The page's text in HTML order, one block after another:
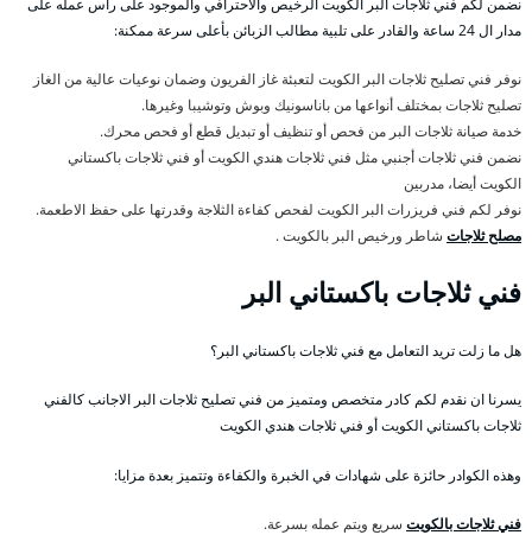
نضمن لكم فني ثلاجات البر الكويت الرخيص والاحترافي والموجود على رأس عمله على
مدار ال 24 ساعة والقادر على تلبية مطالب الزبائن بأعلى سرعة ممكنة:
نوفر فني تصليح ثلاجات البر الكويت لتعبئة غاز الفريون وضمان نوعيات عالية من الغاز
تصليح ثلاجات بمختلف أنواعها من باناسونيك وبوش وتوشيبا وغيرها.
خدمة صيانة ثلاجات البر من فحص أو تنظيف أو تبديل قطع أو فحص محرك.
نضمن فني ثلاجات أجنبي مثل فني ثلاجات هندي الكويت أو فني ثلاجات باكستاني
الكويت أيضا، مدربين
نوفر لكم فني فريزرات البر الكويت لفحص كفاءة الثلاجة وقدرتها على حفظ الاطعمة.
مصلح ثلاجات شاطر ورخيص البر بالكويت .
فني ثلاجات باكستاني البر
هل ما زلت تريد التعامل مع فني ثلاجات باكستاني البر؟
يسرنا ان نقدم لكم كادر متخصص ومتميز من فني تصليح ثلاجات البر الاجانب كالفني
ثلاجات باكستاني الكويت أو فني ثلاجات هندي الكويت
وهذه الكوادر حائزة على شهادات في الخبرة والكفاءة وتتميز بعدة مزايا:
فني ثلاجات بالكويت سريع ويتم عمله بسرعة.